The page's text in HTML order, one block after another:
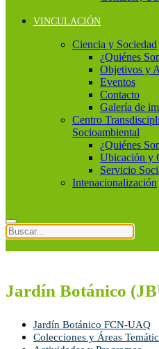
VINCULACIÓN
Ciencia y Sociedad
¿Quiénes
Objetivos y
Eventos
Contacto
Galería de
Centro
Socioambiental
¿Quiénes
Ubicación y
Servicio
Intenacionalización
Jardín Botánico
Jardín Botánico FCN-UAQ
Colecciones y Áreas